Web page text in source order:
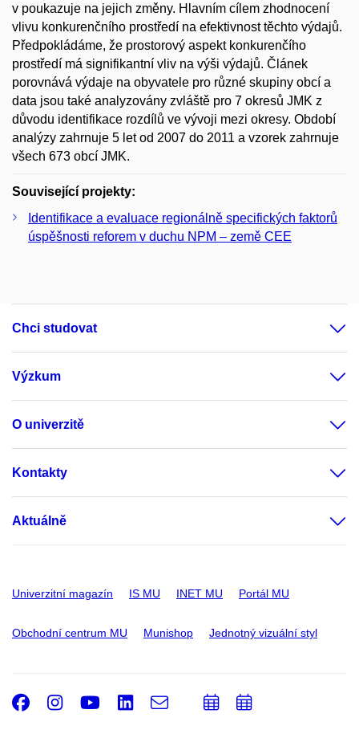
v poukazuje na jejich změny. Hlavním cílem zhodnocení
vlivu konkurenčního prostředí na efektivnost těchto výdajů.
Předpokládáme, že prostorový aspekt konkurenčího
prostředí má signifikantní vliv na výši výdajů. Článek
porovnává výdaje na obyvatele pro různé skupiny obcí a
data jsou také analyzovány zvláště pro 7 okresů JMK z
důvodu identifikace rozdílů ve vývoji mezi okresy. Období
analýzy zahrnuje 5 let od 2007 do 2011 a vzorek zahrnuje
všech 673 obcí JMK.
Související projekty:
Identifikace a evaluace regionálně specifických faktorů
úspěšnosti reforem v duchu NPM – země CEE
Chci studovat
Výzkum
O univerzitě
Kontakty
Aktuálně
Univerzitní magazín IS MU INET MU Portál MU
Obchodní centrum MU Munishop Jednotný vizuální styl
Facebook
Instagram
Youtube
LinkedIn
e-
Email
PřidatPřidat